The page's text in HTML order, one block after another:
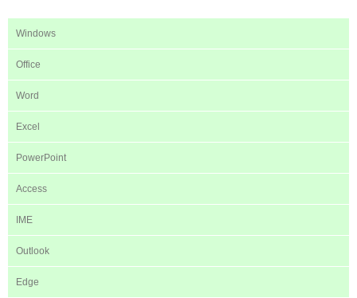
Windows
Office
Word
Excel
PowerPoint
Access
IME
Outlook
Edge